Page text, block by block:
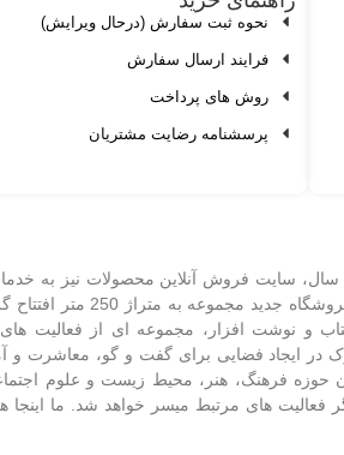
نحوه ثبت سفارش (درحال ویرایش)
فرایند ارسال سفارش
روش های پرداخت
پرسشنامه رضایت مشتریان
اندازی شد و پس از سه سال، سایت فروش آنلاین محصولات
هفت سال فعالیت و آموختن و کسب
و نوشت افزار، مجموعه ای از فعالیت های
در ایجاد فضایی برای گفت و گو،
حوزه فرهنگ، هنر، محیط زیست و علوم
های مرتبط میسر خواهد شد. ما اینجا